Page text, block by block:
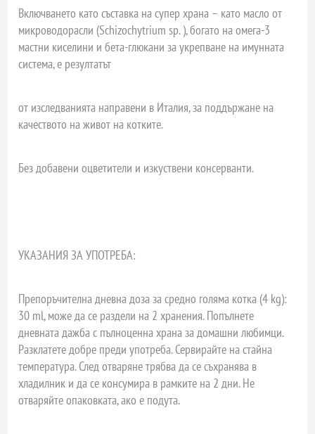
Включването като съставка на супер храна – като масло от
микроводорасли (Schizochytrium sp. ), богато на омега-3
мастни киселини и бета-глюкани за укрепване на имунната
система, е резултатът
от изследванията направени в Италия, за поддържане на
качеството на живот на котките.
Без добавени оцветители и изкуствени консерванти.
УКАЗАНИЯ ЗА УПОТРЕБА:
Препоръчителна дневна доза за средно голяма котка (4 kg):
30 ml, може да се раздели на 2 хранения. Попълнете
дневната дажба с пълноценна храна за домашни любимци.
Разклатете добре преди употреба. Сервирайте на стайна
температура. След отваряне трябва да се съхранява в
хладилник и да се консумира в рамките на 2 дни. Не
отваряйте опаковката, ако е подута.